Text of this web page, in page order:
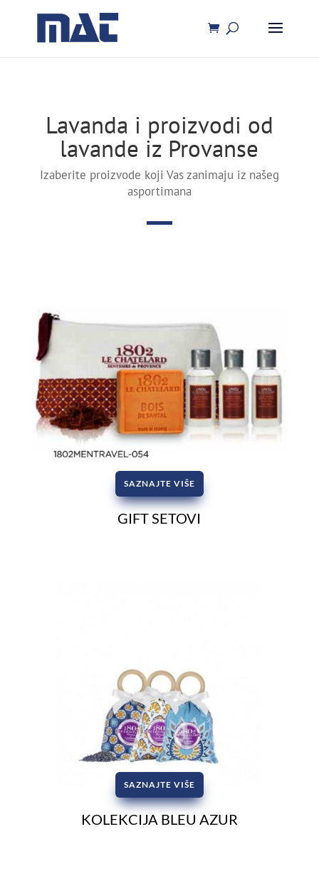
Lavanda i proizvodi od
lavande iz Provanse
Izaberite proizvode koji Vas zanimaju iz našeg
asportimana
SAZNAJTE VIŠE
GIFT SETOVI
SAZNAJTE VIŠE
KOLEKCIJA BLEU AZUR